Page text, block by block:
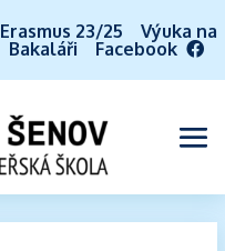
Erasmus 23/25
Výuka na
Bakaláři Facebook